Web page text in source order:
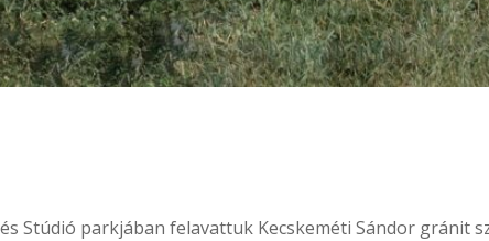
Stúdió parkjában felavattuk Kecskeméti Sándor gránit